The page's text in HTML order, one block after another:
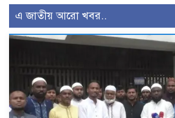
এ জাতীয় আরো খবর..